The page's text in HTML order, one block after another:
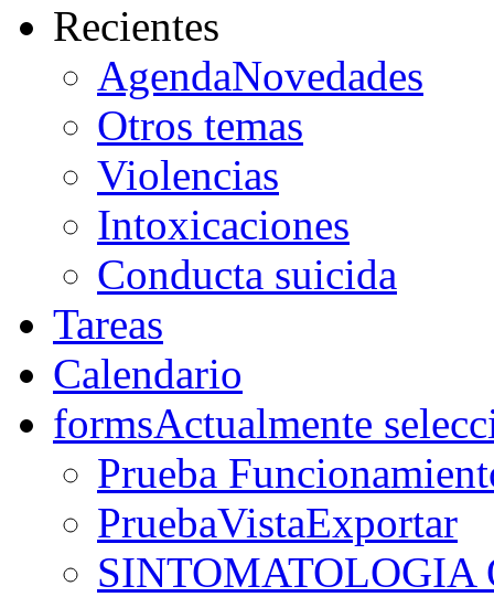
Recientes
AgendaNovedades
Otros temas
Violencias
Intoxicaciones
Conducta suicida
Tareas
Calendario
formsActualmente
Prueba
PruebaVistaExportar
SINTOMATOLOGIA